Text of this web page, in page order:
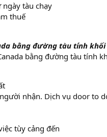
tàu chạy
thuế
bằng đường tàu tính khối
bằng đường tàu tính
nhận. Dịch vụ door to
tùy cảng đến